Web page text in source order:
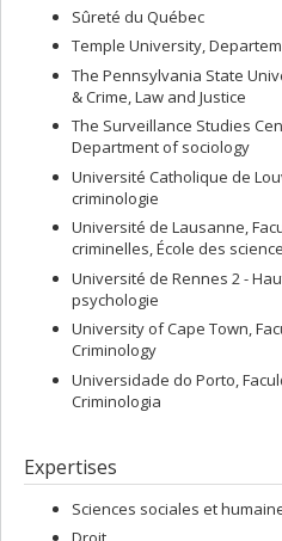
Sûreté du Québec
Temple University,
The Pennsylvania State
& Crime, Law and Justice
The Surveillance Studies
Department of sociology
Université Catholique de
criminologie
Université de Lausanne,
criminelles, École des
Université de Rennes 2 -
psychologie
University of Cape Town,
Criminology
Universidade do Porto,
Criminologia
Expertises
Sciences sociales et